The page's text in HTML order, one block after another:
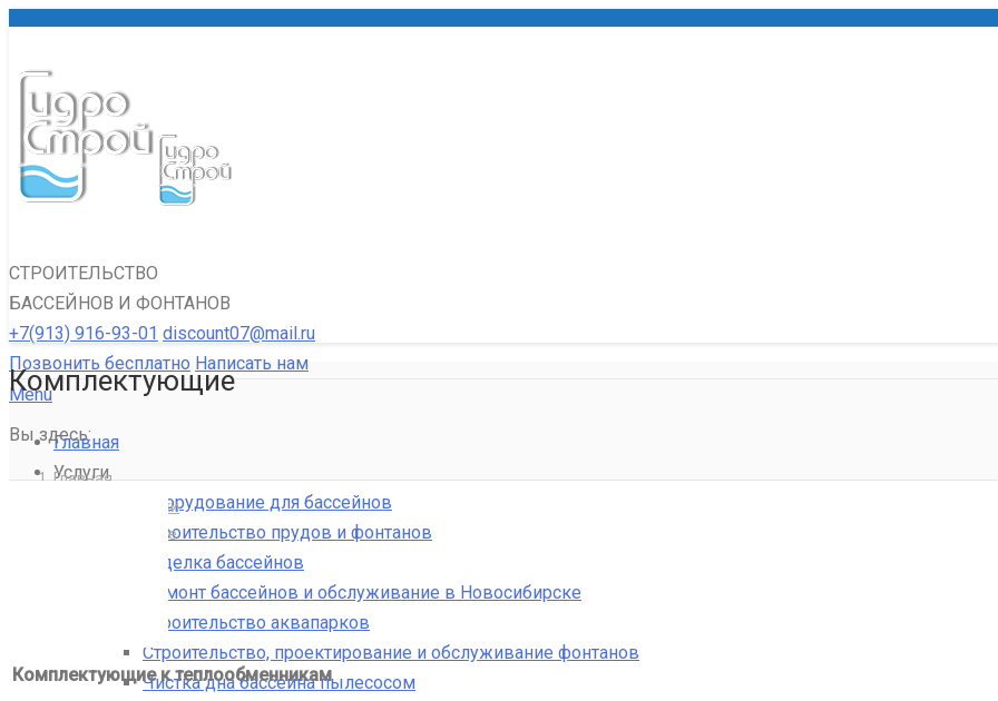
СТРОИТЕЛЬСТВО
БАССЕЙНОВ И ФОНТАНОВ
+7(913) 916-93-01 discount07@mail.ru
Позвонить бесплатно Написать нам
Menu
Главная
Услуги
Оборудование для бассейнов
Строительство прудов и фонтанов
Отделка бассейнов
Ремонт бассейнов и обслуживание в Новосибирске
Строительство аквапарков
Строительство, проектирование и обслуживание фонтанов
Чистка дна бассейна пылесосом
Комплектующие
Вы здесь:
Главная
Теплообменники
Комплектующие
Комплектующие к теплообменникам